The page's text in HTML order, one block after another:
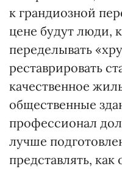
к грандиозной
цене будут люди,
переделывать
реставрировать
качественное
общественные
профессионал
лучше
представлять,